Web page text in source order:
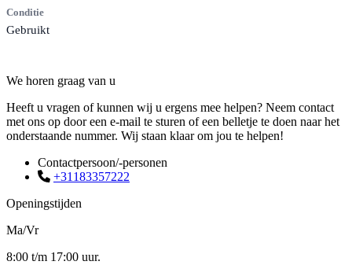
Conditie
Gebruikt
We horen graag van u
Heeft u vragen of kunnen wij u ergens mee helpen? Neem contact
met ons op door een e-mail te sturen of een belletje te doen naar het
onderstaande nummer. Wij staan klaar om jou te helpen!
Contactpersoon/-personen
+31183357222
Openingstijden
Ma/Vr
8:00 t/m 17:00 uur.